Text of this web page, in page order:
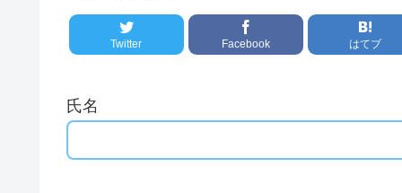
Twitter Facebook はてブ
氏名